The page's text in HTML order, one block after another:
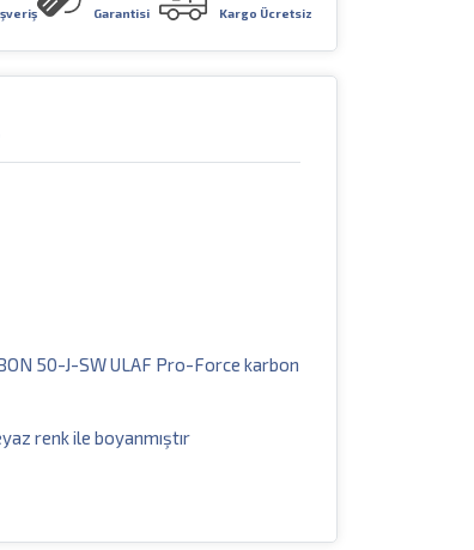
Garantisi
Kargo Ücretsiz
50-J-SW ULAF Pro-Force karbon
renk ile boyanmıştır